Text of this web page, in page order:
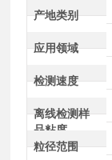
产地类别
应用领域
检测速度
离线检测样
品粘度
粒径范围